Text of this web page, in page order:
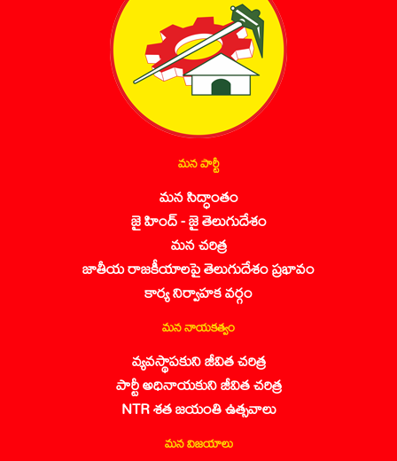
మన పార్టీ
మన సిద్ధాంతం
జై హింద్ - జై తెలుగుదేశం
మన చరిత్ర
జాతీయ రాజకీయాలపై తెలుగుదేశం ప్రభావం
కార్య నిర్వాహక వర్గం
మన నాయకత్వం
వ్యవస్థాపకుని జీవిత చరిత్ర
పార్టీ అధినాయకుని జీవిత చరిత్ర
NTR శత జయంతి ఉత్సవాలు
మన విజయాలు